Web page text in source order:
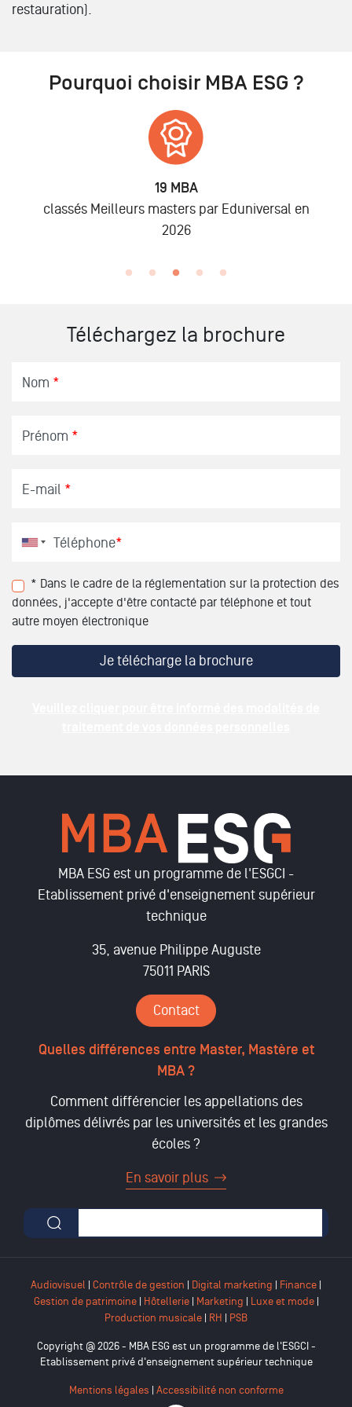
restauration).
Pourquoi choisir MBA ESG ?
19 MBA
classés Meilleurs masters par Eduniversal en
2026
Téléchargez la brochure
Nom *
Prénom *
E-mail *
Téléphone*
* Dans le cadre de la réglementation sur la protection des
données, j'accepte d'être contacté par téléphone et tout
autre moyen électronique
MBA ESG est un programme de l'ESGCI -
Etablissement privé d'enseignement supérieur
technique
35, avenue Philippe Auguste
75011 PARIS
Contact
Quelles différences entre Master, Mastère et
MBA ?
Comment différencier les appellations des
diplômes délivrés par les universités et les grandes
écoles ?
En savoir plus
Formulaire de recherche
Audiovisuel | Contrôle de gestion | Digital marketing | Finance |
Gestion de patrimoine| Hôtellerie| Marketing | Luxe et mode|
Production musicale | RH | PSB
Copyright @ 2026 - MBA ESG est un programme de l'ESGCI -
Etablissement privé d'enseignement supérieur technique
Mentions légales | Accessibilité non conforme